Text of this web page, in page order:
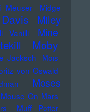
Meuser
Midge
Miley
Vanilli Mine
Moby
Jacksch
Mois
von Oswald
Moses
Mouse On Mars
Muff Potter